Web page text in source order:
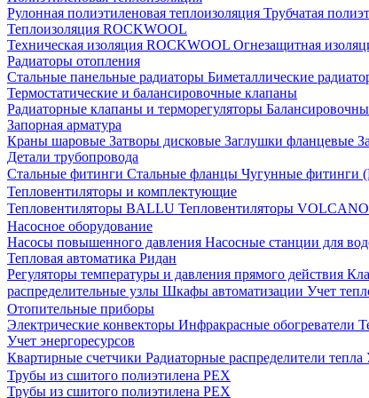
Рулонная полиэтиленовая теплоизоляция Трубчатая
Теплоизоляция ROCKWOOL
Техническая изоляция ROCKWOOL Огнезащитная
Радиаторы отопления
Стальные панельные радиаторы Биметаллические
Термостатические и балансировочные клапаны
Радиаторные клапаны и терморегуляторы
Запорная арматура
Краны шаровые Затворы дисковые Заглушки фланцевые
Детали трубопровода
Стальные фитинги Стальные фланцы Чугунные фитинги
Тепловентиляторы и комплектующие
Тепловентиляторы BALLU Тепловентиляторы VOLCANO
Насосное оборудование
Насосы повышенного давления Насосные станции для
Тепловая автоматика Ридан
Регуляторы температуры и давления прямого действия
распределительные узлы Шкафы автоматизации Учет
Отопительные приборы
Электрические конвекторы Инфракрасные обогреватели
Учет энергоресурсов
Квартирные счетчики Радиаторные распределители тепла
Трубы из сшитого полиэтилена PEX
Трубы из сшитого полиэтилена PEX